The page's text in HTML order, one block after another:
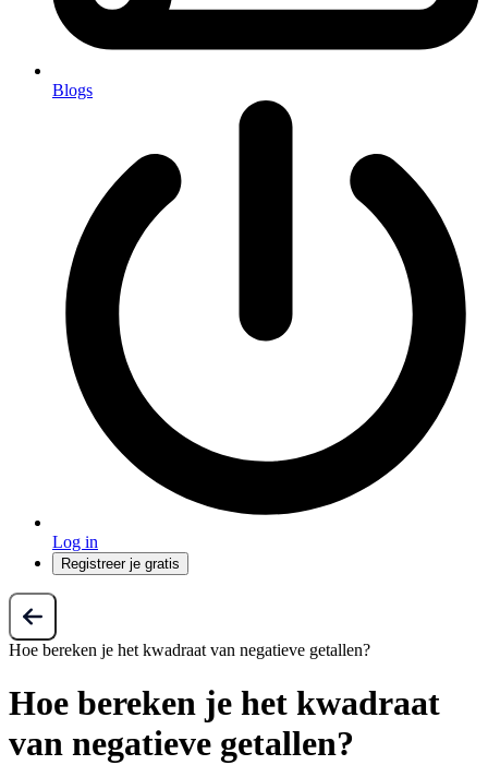
Blogs
Log in
Registreer je gratis
Hoe bereken je het kwadraat van negatieve getallen?
Hoe bereken je het kwadraat
van negatieve getallen?